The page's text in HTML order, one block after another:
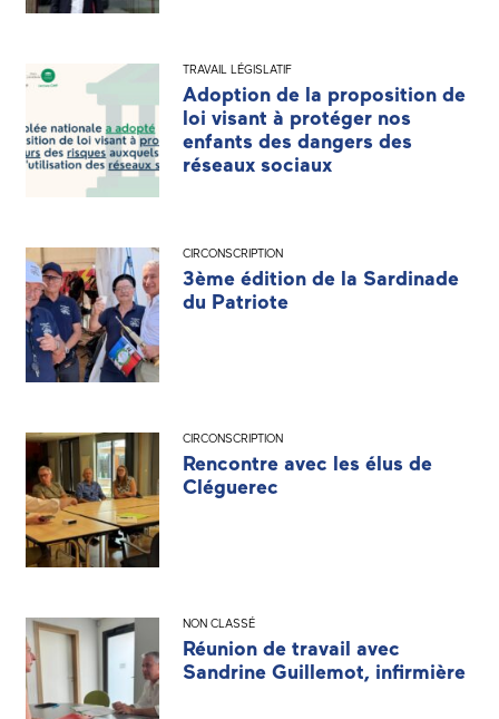
TRAVAIL LÉGISLATIF
Adoption de la proposition de
loi visant à protéger nos
enfants des dangers des
réseaux sociaux
CIRCONSCRIPTION
3ème édition de la Sardinade
du Patriote
CIRCONSCRIPTION
Rencontre avec les élus de
Cléguerec
NON CLASSÉ
Réunion de travail avec
Sandrine Guillemot, infirmière